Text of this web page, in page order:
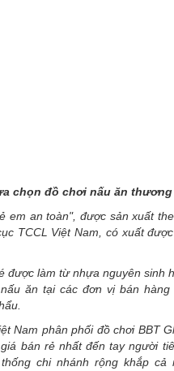
chọn đồ chơi nấu ăn
em an toàn", được sản xuất
TCCL Việt Nam, có xuất
được làm từ nhựa nguyên sinh
ăn tại các đơn vị bán
Nam phân phối đồ chơi BBT
bán rẻ nhất đến tay người
chi nhánh rộng khắp